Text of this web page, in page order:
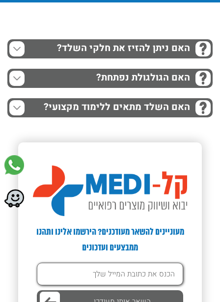
האם ניתן להזיז את חלקי השלד?
האם הגולגולת נפתחת?
האם השלד מתאים ללימוד מקצועי?
מעוניינים להשאר מעודכנים? הירשמו אלינו ותהנו
ממבצעים ועדכונים